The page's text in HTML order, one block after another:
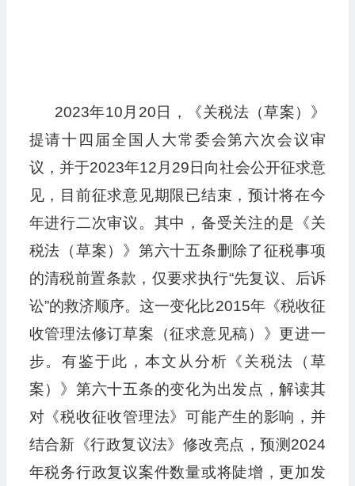
2023年10月20日，《关税法（草案）》
提请十四届全国人大常委会第六次会议审
议，并于2023年12月29日向社会公开征求意
见，目前征求意见期限已结束，预计将在今
年进行二次审议。其中，备受关注的是《关
税法（草案）》第六十五条删除了征税事项
的清税前置条款，仅要求执行“先复议、后诉
讼”的救济顺序。这一变化比2015年《税收征
收管理法修订草案（征求意见稿）》更进一
步。有鉴于此，本文从分析《关税法（草
案）》第六十五条的变化为出发点，解读其
对《税收征收管理法》可能产生的影响，并
结合新《行政复议法》修改亮点，预测2024
年税务行政复议案件数量或将陡增，更加发